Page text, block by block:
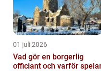
01 juli 2026
Vad gör en borgerlig
officiant och varför spelar